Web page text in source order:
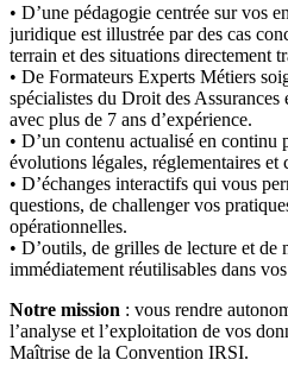
• D’une pédagogie centrée sur vos
juridique est illustrée par des cas
terrain et des situations directement
• De Formateurs Experts Métiers
spécialistes du Droit des
avec plus de 7 ans d’expérience.
• D’un contenu actualisé en continu
évolutions légales, réglementaires et
• D’échanges interactifs qui vous
questions, de challenger vos
opérationnelles.
• D’outils, de grilles de lecture et de
immédiatement réutilisables dans
Notre mission : vous rendre
l’analyse et l’exploitation de vos
Maîtrise de la Convention IRSI.